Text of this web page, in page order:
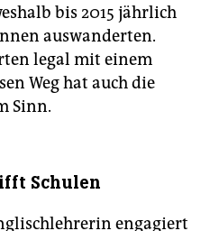
bis 2015 jährlich
auswanderten.
legal mit einem
Weg hat auch die
Sinn.
Schulen
engagiert